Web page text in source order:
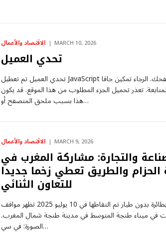
الاقتصاد والأعمال MARCH 10, 2026
تحدي العميل
تحدي العميل تم تعطيل JavaScript في متصفحك. الرجاء تمكين جافا
تعذر تحميل الجزء المطلوب من هذا الموقع. قد يكون
هذا بسبب ملحق المتصفح أو…
الاقتصاد والأعمال MARCH 9, 2026
والتجارة: مشاركة المغرب في
الحزام والطريق تعطي زخما جديدا
للتعاون الثنائي
صورة جوية بطائرة بدون طيار تم التقاطها في 10 يوليو 2025 تظهر مواقف
في ميناء طنجة المتوسط ​​في مدينة طنجة شمال المغرب.
الصورة: في سي…